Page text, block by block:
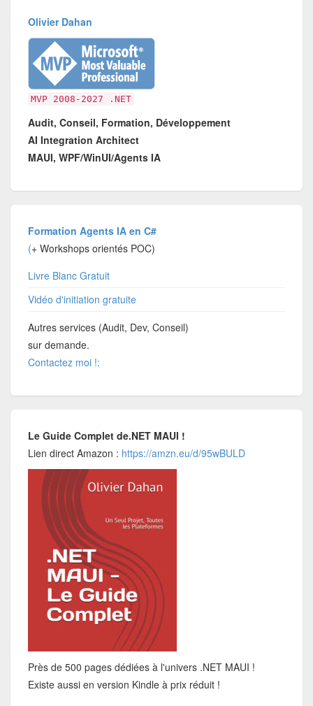
Olivier Dahan
MVP 2008-2027 .NET
Audit, Conseil, Formation, Développement
AI Integration Architect
MAUI, WPF/WinUI/Agents IA
Formation Agents IA en C#
(+ Workshops orientés POC)
Livre Blanc Gratuit
Vidéo d'initiation gratuite
Autres services (Audit, Dev, Conseil)
sur demande.
Contactez moi !:
Le Guide Complet de.NET MAUI !
Lien direct Amazon : https://amzn.eu/d/95wBULD
Près de 500 pages dédiées à l'univers .NET MAUI !
Existe aussi en version Kindle à prix réduit !